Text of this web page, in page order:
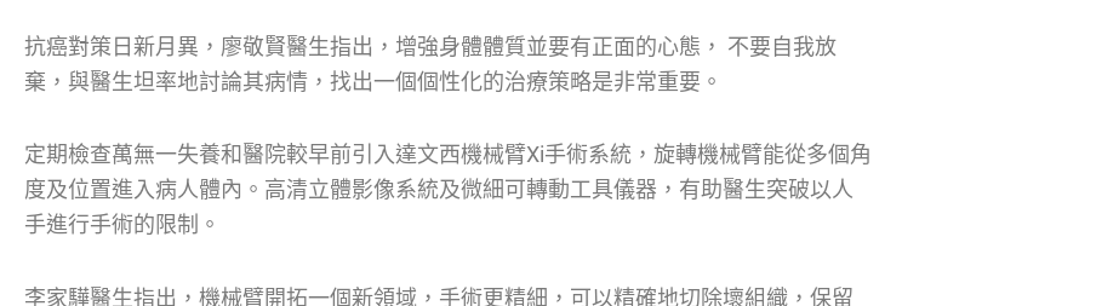
抗癌對策日新月異，廖敬賢醫生指出，增強身體體質並要有正面的心態， 不要自我放
棄，與醫生坦率地討論其病情，找出一個個性化的治療策略是非常重要。
定期檢查萬無一失養和醫院較早前引入達文西機械臂Xi手術系統，旋轉機械臂能從多個角
度及位置進入病人體內。高清立體影像系統及微細可轉動工具儀器，有助醫生突破以人
手進行手術的限制。
李家驊醫生指出，機械臂開拓一個新領域，手術更精細，可以精確地切除壞組織，保留